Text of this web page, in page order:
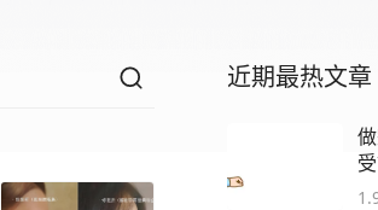
近期最热文章